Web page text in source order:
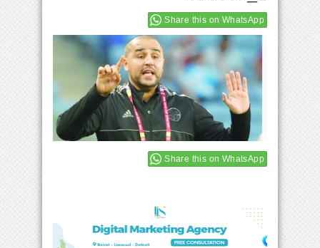
Share this on WhatsApp
Share this on WhatsApp